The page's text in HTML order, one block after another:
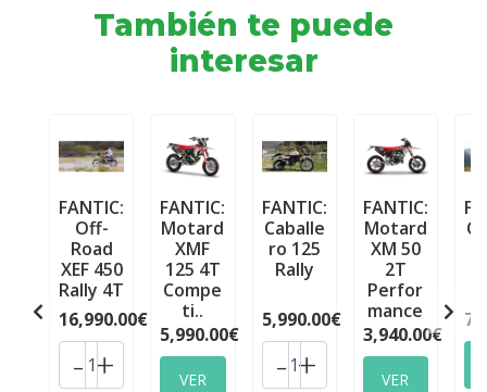
También te puede
interesar
FANTIC:
Off-
Road
XEF 450
Rally 4T
16,990.00€
+
-
FANTIC:
Motard
XMF
125 4T
Compe
ti..
5,990.00€
VER
FANTIC:
Caballe
ro 125
Rally
5,990.00€
+
-
FANTIC:
Motard
XM 50
2T
Perfor
mance
3,940.00€
VER